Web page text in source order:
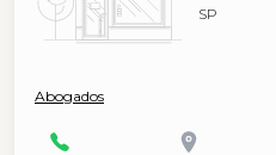
SP
Abogados